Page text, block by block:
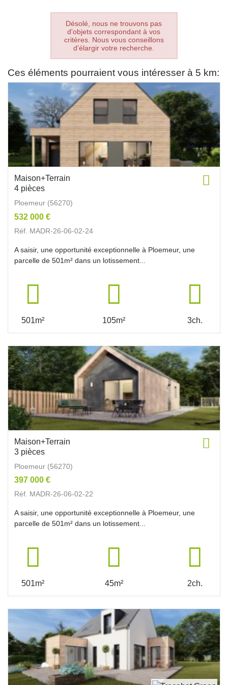
Désolé, nous ne trouvons pas
d'objets correspondant à vos
critères. Nous vous conseillons
d'élargir votre recherche.
Ces éléments pourraient vous intéresser à 5 km:
Maison+Terrain
4 pièces
Ploemeur (56270)
532 000 €
Réf. MADR-26-06-02-24
A saisir, une opportunité exceptionnelle à Ploemeur, une
parcelle de 501m² dans un lotissement...
501m² 105m² 3ch.
Maison+Terrain
3 pièces
Ploemeur (56270)
397 000 €
Réf. MADR-26-06-02-22
A saisir, une opportunité exceptionnelle à Ploemeur, une
parcelle de 501m² dans un lotissement...
501m² 45m² 2ch.